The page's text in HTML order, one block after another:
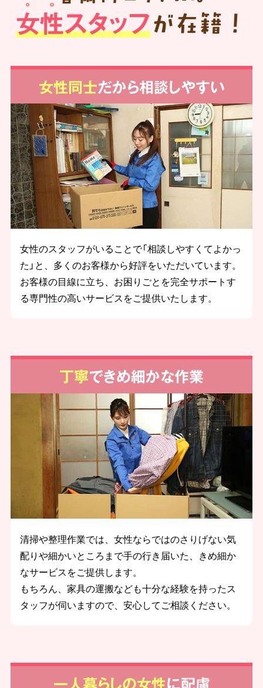
女性スタッフが在籍！
女性同士だから相談しやすい
女性のスタッフがいることで「相談しやすくてよかっ
た」と、多くのお客様から好評をいただいています。
お客様の目線に立ち、お困りごとを完全サポートす
る専門性の高いサービスをご提供いたします。
丁寧できめ細かな作業
清掃や整理作業では、女性ならではのさりげない気
配りや細かいところまで手の行き届いた、きめ細か
なサービスをご提供します。
もちろん、家具の運搬なども十分な経験を持ったス
タッフが伺いますので、安心してご相談ください。
一人暮らしの女性に配慮